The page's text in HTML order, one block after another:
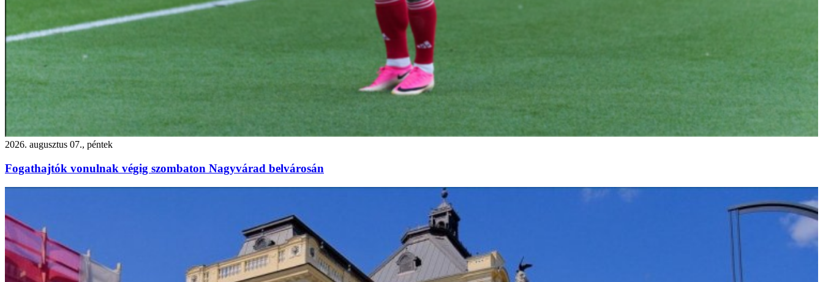
2026. augusztus 07., péntek
Fogathajtók vonulnak végig szombaton Nagyvárad belvárosán